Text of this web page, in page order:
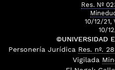
Res. Nº
10/12/21,
10/
©UNIVERSIDAD
Personería Jurídica Res. nº.
Vigilada